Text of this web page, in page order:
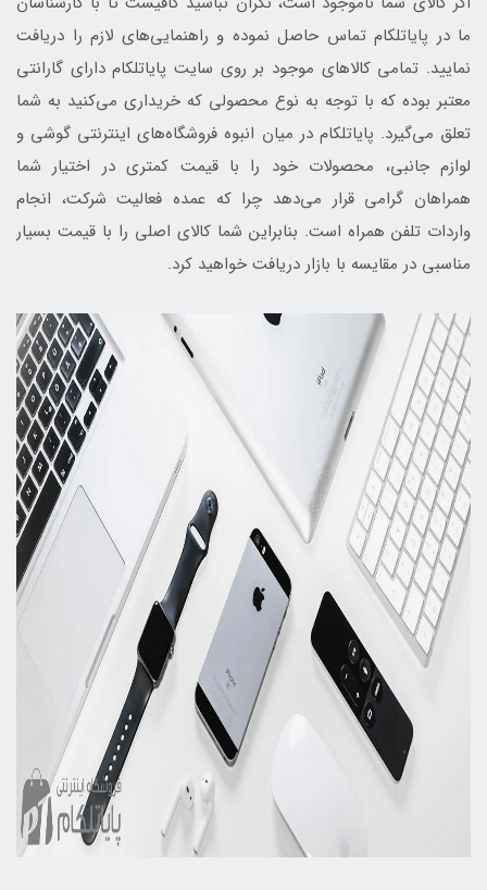
ما در پایاتلکام تماس حاصل نموده و راهنمایی‌های لازم را دریافت
نمایید. تمامی کالاهای موجود بر روی سایت پایاتلکام دارای گارانتی
معتبر بوده که با توجه به نوع محصولی که خریداری می‌کنید به شما
تعلق می‌گیرد. پایاتلکام در میان انبوه فروشگاه‌های اینترنتی گوشی و
لوازم جانبی، محصولات خود را با قیمت کمتری در اختیار شما
همراهان گرامی قرار می‌دهد چرا که عمده فعالیت شرکت، انجام
واردات تلفن همراه است. بنابراین شما کالای اصلی را با قیمت بسیار
مناسبی در مقایسه با بازار دریافت خواهید کرد.